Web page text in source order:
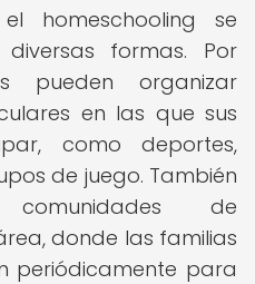
homeschooling se
formas. Por
pueden organizar
en las que sus
como deportes,
de juego. También
de
donde las familias
periódicamente para